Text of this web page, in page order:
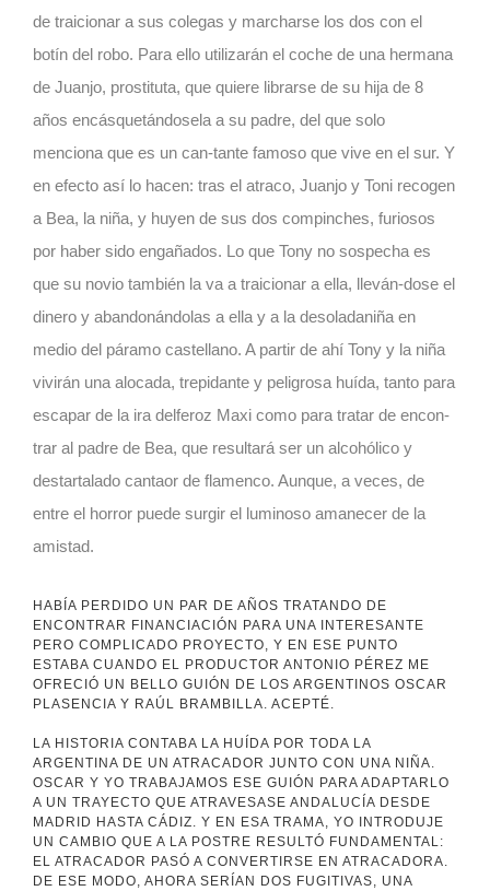
de traicionar a sus colegas y marcharse los dos con el
botín del robo. Para ello utilizarán el coche de una hermana
de Juanjo, prostituta, que quiere librarse de su hija de 8
años encásquetándosela a su padre, del que solo
menciona que es un can-tante famoso que vive en el sur. Y
en efecto así lo hacen: tras el atraco, Juanjo y Toni recogen
a Bea, la niña, y huyen de sus dos compinches, furiosos
por haber sido engañados. Lo que Tony no sospecha es
que su novio también la va a traicionar a ella, lleván-dose el
dinero y abandonándolas a ella y a la desoladaniña en
medio del páramo castellano. A partir de ahí Tony y la niña
vivirán una alocada, trepidante y peligrosa huída, tanto para
escapar de la ira delferoz Maxi como para tratar de encon-
trar al padre de Bea, que resultará ser un alcohólico y
destartalado cantaor de flamenco. Aunque, a veces, de
entre el horror puede surgir el luminoso amanecer de la
amistad.
HABÍA PERDIDO UN PAR DE AÑOS TRATANDO DE
ENCONTRAR FINANCIACIÓN PARA UNA INTERESANTE
PERO COMPLICADO PROYECTO, Y EN ESE PUNTO
ESTABA CUANDO EL PRODUCTOR ANTONIO PÉREZ ME
OFRECIÓ UN BELLO GUIÓN DE LOS ARGENTINOS OSCAR
PLASENCIA Y RAÚL BRAMBILLA. ACEPTÉ.
LA HISTORIA CONTABA LA HUÍDA POR TODA LA
ARGENTINA DE UN ATRACADOR JUNTO CON UNA NIÑA.
OSCAR Y YO TRABAJAMOS ESE GUIÓN PARA ADAPTARLO
A UN TRAYECTO QUE ATRAVESASE ANDALUCÍA DESDE
MADRID HASTA CÁDIZ. Y EN ESA TRAMA, YO INTRODUJE
UN CAMBIO QUE A LA POSTRE RESULTÓ FUNDAMENTAL:
EL ATRACADOR PASÓ A CONVERTIRSE EN ATRACADORA.
DE ESE MODO, AHORA SERÍAN DOS FUGITIVAS, UNA